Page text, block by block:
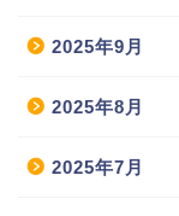
2025年9月
2025年8月
2025年7月